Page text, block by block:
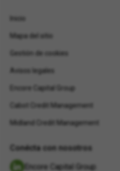
Inicio
Mapa del sitio
Gestión de cookies
Avisos legales
Encore Capital Group
Cabot Credit Management
Midland Credit Management
Conécta con nosotros
Encore Capital Group